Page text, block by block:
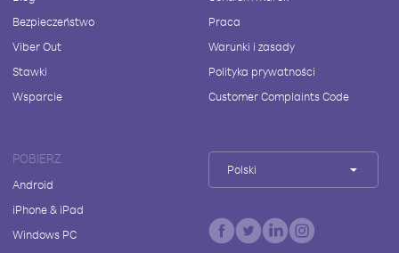
Bezpieczeństwo
Viber Out
Stawki
Wsparcie
Praca
Warunki i zasady
Polityka prywatności
Customer Complaints Code
POBIERZ
Android
iPhone & iPad
Windows PC
Polski